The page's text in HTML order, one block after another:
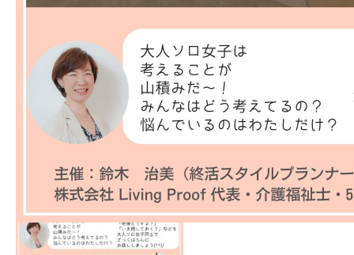
事業内容
メディア